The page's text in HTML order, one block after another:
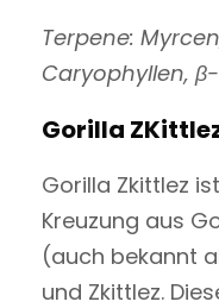
Terpene:
Caryophyllen,
Gorilla
Gorilla Zkittlez
Kreuzung aus
(auch bekannt
und Zkittlez.